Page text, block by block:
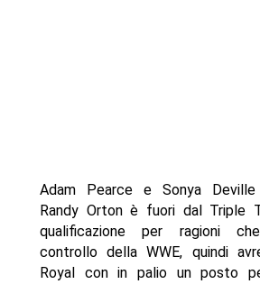
Adam Pearce e Sonya
Randy Orton è fuori dal Triple
qualificazione per ragioni
controllo della WWE, quindi
Royal con in palio un posto